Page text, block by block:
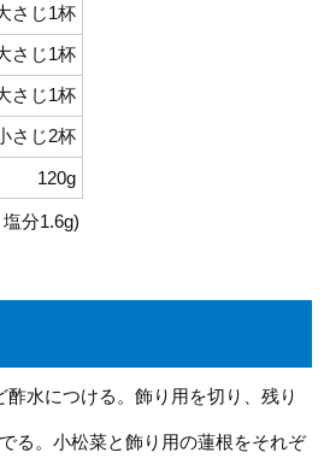
さじ1杯
さじ1杯
さじ1杯
さじ2杯
120g
分1.6g)
水につける。飾り用を切り、残り
る。小松菜と飾り用の蓮根をそれぞ